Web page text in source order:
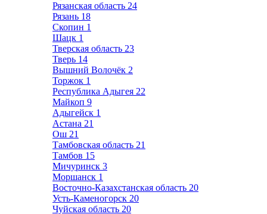
Рязанская область 24
Рязань 18
Скопин 1
Шацк 1
Тверская область 23
Тверь 14
Вышний Волочёк 2
Торжок 1
Республика Адыгея 22
Майкоп 9
Адыгейск 1
Астана 21
Ош 21
Тамбовская область 21
Тамбов 15
Мичуринск 3
Моршанск 1
Восточно-Казахстанская область 20
Усть-Каменогорск 20
Чуйская область 20